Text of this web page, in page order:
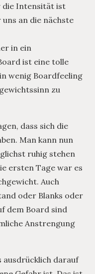
die Intensität ist
an die nächste
in ein
ist eine tolle
wenig Boardfeeling
zu
dass sich die
Man kann nun
ruhig stehen
ersten Tage war es
Auch
oder Blanks oder
dem Board sind
Anstrengung
ausdrücklich darauf